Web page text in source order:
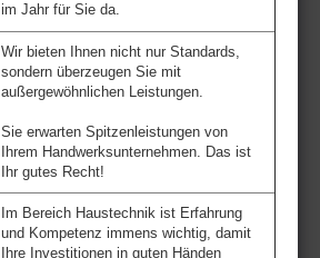
im Jahr für Sie da.
Wir bieten Ihnen nicht nur Standards,
sondern überzeugen Sie mit
außergewöhnlichen Leistungen.
Sie erwarten Spitzenleistungen von
Ihrem Handwerksunternehmen. Das ist
Ihr gutes Recht!
Im Bereich Haustechnik ist Erfahrung
und Kompetenz immens wichtig, damit
Ihre Investitionen in guten Händen